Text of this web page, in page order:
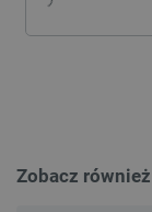
Zobacz również